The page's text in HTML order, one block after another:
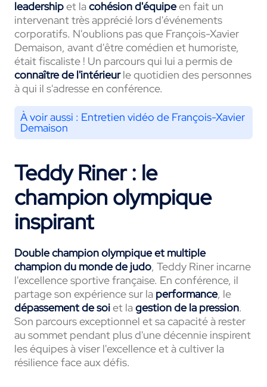
leadershipet lacohésion d'équipeen fait un
intervenant très apprécié lors d'événements
corporatifs. N'oublions pas que François-Xavier
Demaison, avant d'être comédien et humoriste,
était fiscaliste ! Un parcours qui lui a permis de
connaître de l'intérieurle quotidien des personnes
à qui il s'adresse en conférence.
À voir aussi : Entretien vidéo de François-Xavier
Demaison
Teddy Riner : le
champion olympique
inspirant
Double champion olympique et multiple
champion du monde de judo, Teddy Riner incarne
l'excellence sportive française. En conférence, il
partage son expérience sur la performance, le
dépassement de soiet lagestion de la pression.
Son parcours exceptionnel et sa capacité à rester
au sommet pendant plus d'une décennie inspirent
les équipes à viser l'excellence et à cultiver la
résilience face aux défis.